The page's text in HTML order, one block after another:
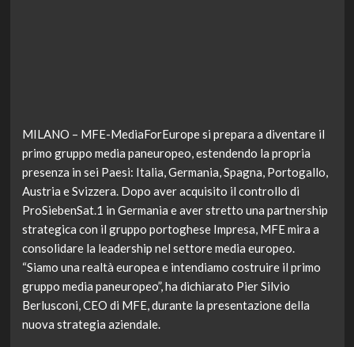
MILANO – MFE-MediaForEurope si prepara a diventare il
primo gruppo media paneuropeo, estendendo la propria
presenza in sei Paesi: Italia, Germania, Spagna, Portogallo,
Austria e Svizzera. Dopo aver acquisito il controllo di
ProSiebenSat.1 in Germania e aver stretto una partnership
strategica con il gruppo portoghese Impresa, MFE mira a
consolidare la leadership nel settore media europeo.
“Siamo una realtà europea e intendiamo costruire il primo
gruppo media paneuropeo”, ha dichiarato Pier Silvio
Berlusconi, CEO di MFE, durante la presentazione della
nuova strategia aziendale.